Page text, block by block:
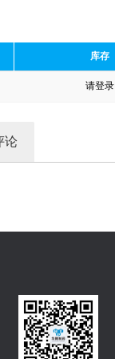
库存
请登录
论